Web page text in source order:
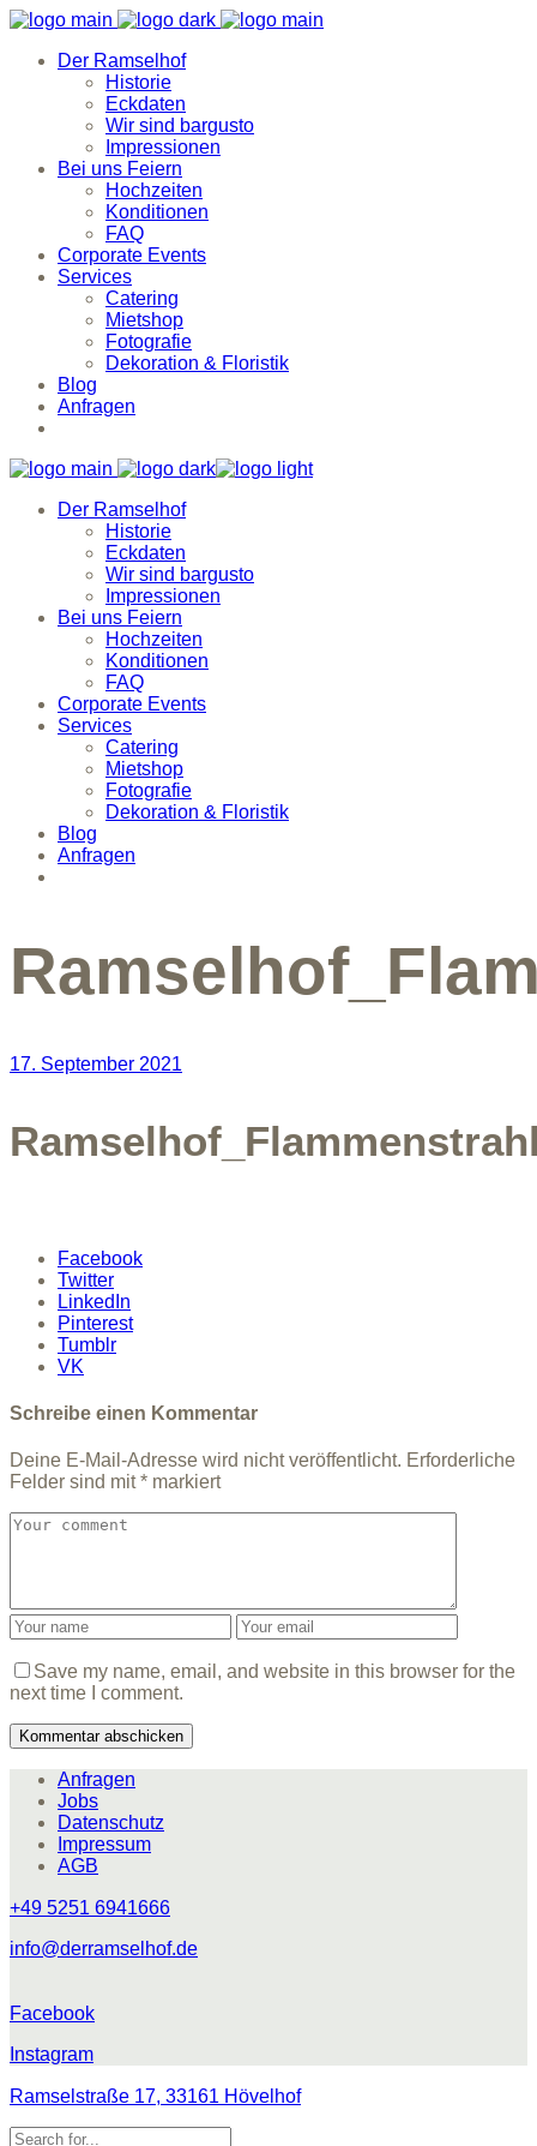
Der Ramselhof
Historie
Eckdaten
Wir sind bargusto
Impressionen
Bei uns Feiern
Hochzeiten
Konditionen
FAQ
Corporate Events
Services
Catering
Mietshop
Fotografie
Dekoration & Floristik
Blog
Anfragen
Der Ramselhof
Historie
Eckdaten
Wir sind bargusto
Impressionen
Bei uns Feiern
Hochzeiten
Konditionen
FAQ
Corporate Events
Services
Catering
Mietshop
Fotografie
Dekoration & Floristik
Blog
Anfragen
17. September 2021
Facebook
Twitter
LinkedIn
Pinterest
Tumblr
VK
Schreibe einen Kommentar
Deine E-Mail-Adresse wird nicht veröffentlicht. Erforderliche
Felder sind mit* markiert
Save my name, email, and website in this browser for the
next time I comment.
Anfragen
Jobs
Datenschutz
Impressum
AGB
+49 5251 6941666
info@derramselhof.de
Facebook
Instagram
Ramselstraße 17, 33161 Hövelhof